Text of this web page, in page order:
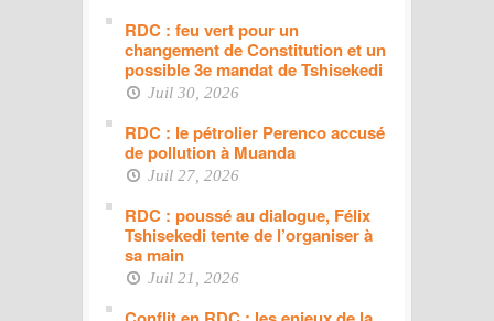
RDC : feu vert pour un
changement de Constitution et un
possible 3e mandat de Tshisekedi
Juil 30, 2026
RDC : le pétrolier Perenco accusé
de pollution à Muanda
Juil 27, 2026
RDC : poussé au dialogue, Félix
Tshisekedi tente de l’organiser à
sa main
Juil 21, 2026